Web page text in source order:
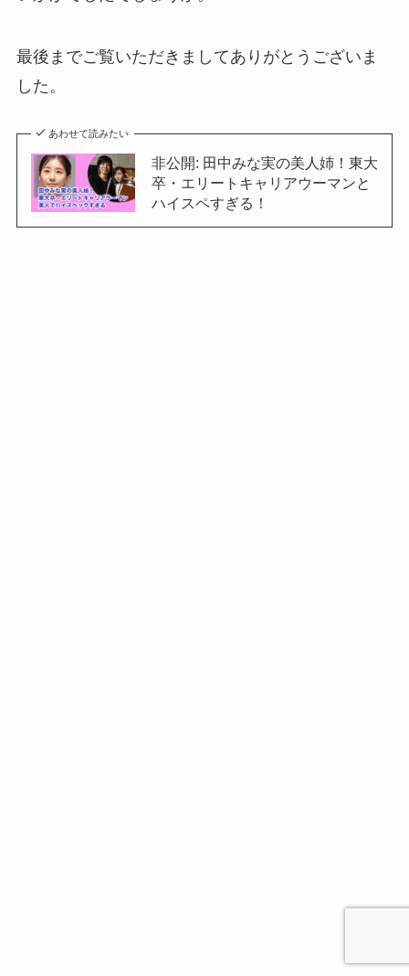
最後までご覧いただきましてありがとうございま
した。
あわせて読みたい
非公開: 田中みな実の美人姉！東大
卒・エリートキャリアウーマンと
ハイスペすぎる！